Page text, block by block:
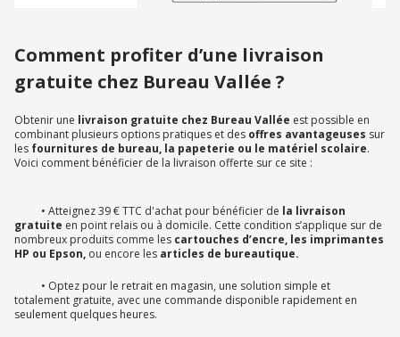
Comment profiter d’une livraison
gratuite chez Bureau Vallée ?
Obtenir une livraison gratuite chez Bureau Vallée est possible en
combinant plusieurs options pratiques et des offres avantageuses sur
les fournitures de bureau, la papeterie ou le matériel scolaire.
Voici comment bénéficier de la livraison offerte sur ce site :
• Atteignez 39 € TTC d'achat pour bénéficier de la livraison
gratuite en point relais ou à domicile. Cette condition s’applique sur de
nombreux produits comme les cartouches d’encre, les imprimantes
HP ou Epson, ou encore les articles de bureautique.
• Optez pour le retrait en magasin, une solution simple et
totalement gratuite, avec une commande disponible rapidement en
seulement quelques heures.